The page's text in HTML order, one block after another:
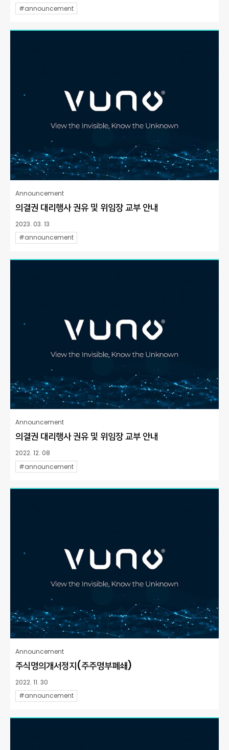
#announcement
Announcement
의결권 대리행사 권유 및 위임장 교부 안내
2023. 03. 13
#announcement
Announcement
의결권 대리행사 권유 및 위임장 교부 안내
2022. 12. 08
#announcement
Announcement
주식명의개서정지(주주명부폐쇄)
2022. 11. 30
#announcement